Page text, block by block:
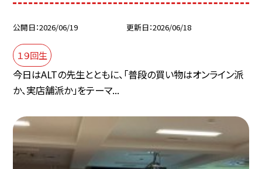
公開日 2026/06/19 更新日 2026/06/18
１９回生
今日はALTの先生とともに、「普段の買い物はオンライン派
か、実店舗派か」をテーマ...